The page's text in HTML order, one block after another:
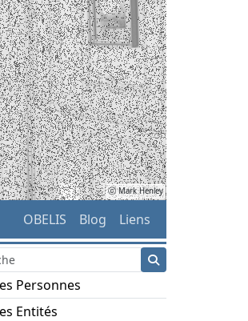
ⓒ Mark Henley
OBELIS Blog Liens
Personnes
Entités